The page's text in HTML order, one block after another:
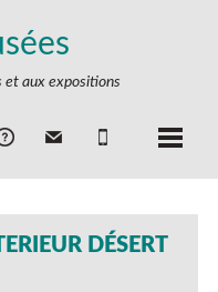
et aux expositions
DÉSERT